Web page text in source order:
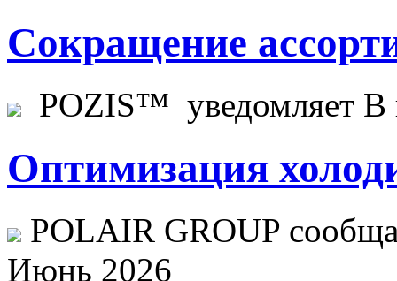
Сокращение
POZIS™ уведомляет В
Оптимизация
POLAIR GROUP
Июнь 2026